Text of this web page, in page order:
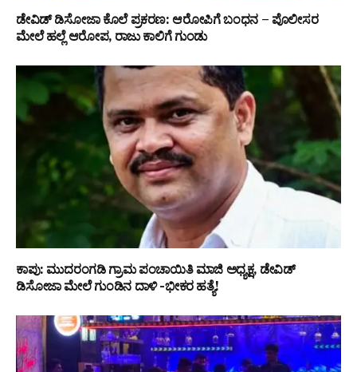
ಡೇವಿಡ್ ಡಿಸೋಜಾ ಕೊಲೆ ಪ್ರಕರಣ: ಆರೋಪಿಗೆ ಬಂಧನ – ಪೊಲೀಸರ
ಮೇಲೆ ಹಲ್ಲೆ ಆರೋಪ, ರಾಜು ಕಾಲಿಗೆ ಗುಂಡು
ಕಾಪು: ಮುದರಂಗಡಿ ಗ್ರಾಮ ಪಂಚಾಯಿತಿ ಮಾಜಿ ಅಧ್ಯಕ್ಷ, ಡೇವಿಡ್
ಡಿಸೋಜಾ ಮೇಲೆ ಗುಂಡಿನ ದಾಳಿ -ಭೀಕರ ಹತ್ಯೆ!